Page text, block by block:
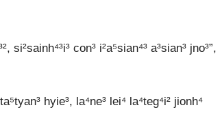
si²sainh⁴³i³ con³ i²a⁵sian⁴³ a³sian³ jno³”,
hyie³, la⁴ne³ lei⁴ la⁴teg⁴i² jionh⁴